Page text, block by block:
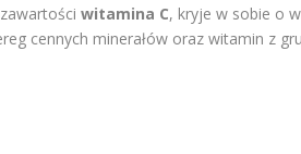
witamina C, kryje w sobie o
cennych minerałów oraz witamin z